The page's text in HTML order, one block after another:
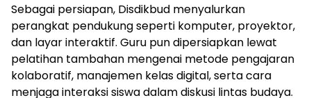
Sebagai persiapan, Disdikbud menyalurkan
perangkat pendukung seperti komputer, proyektor,
dan layar interaktif. Guru pun dipersiapkan lewat
pelatihan tambahan mengenai metode pengajaran
kolaboratif, manajemen kelas digital, serta cara
menjaga interaksi siswa dalam diskusi lintas budaya.